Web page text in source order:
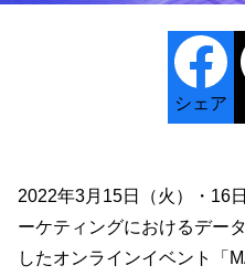
シェア
2022年3月15日（火）・16
ーケティングにおけるデー
したオンラインイベント「